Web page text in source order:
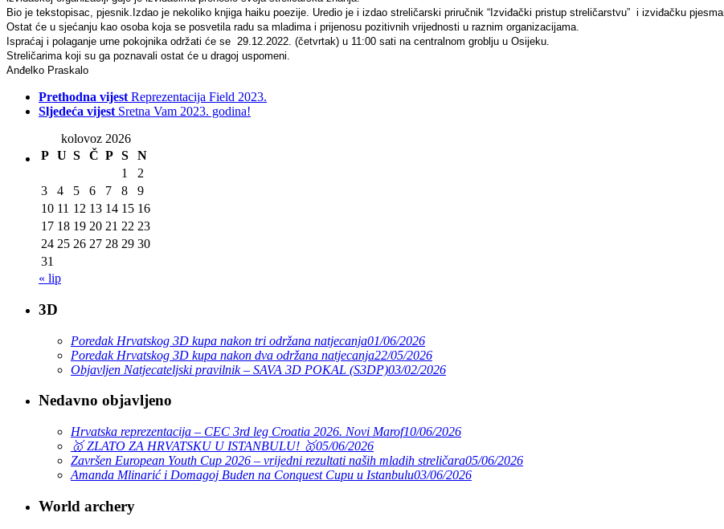
Bio je tekstopisac, pjesnik.Izdao je nekoliko knjiga haiku poezije. Uredio je i izdao streličarski priručnik “Izviđački pristup streličarstvu” i izviđačku
Ostat će u sjećanju kao osoba koja se posvetila radu sa mladima i prijenosu pozitivnih vrijednosti u raznim organizacijama.
Ispraćaj i polaganje urne pokojnika održati će se 29.12.2022. (četvrtak) u 11:00 sati na centralnom groblju u Osijeku.
Streličarima koji su ga poznavali ostat će u dragoj uspomeni.
Anđelko Praskalo
Prethodna vijest Reprezentacija Field 2023.
Sljedeća vijest Sretna Vam 2023. godina!
kolovoz 2026
P U S Č P S
N
1
2
3
4 5 6 7 8
9
10 11 12 13 14 15 16
17 18 19 20 21 22 23
24 25 26 27 28 29 30
31
« lip
3D
Poredak Hrvatskog 3D kupa nakon tri održana natjecanja01/06/2026
Poredak Hrvatskog 3D kupa nakon dva održana natjecanja22/05/2026
Objavljen Natjecateljski pravilnik – SAVA 3D POKAL (S3DP)03/02/2026
Nedavno objavljeno
Hrvatska reprezentacija – CEC 3rd leg Croatia 2026. Novi Marof10/06/2026
🥇 ZLATO ZA HRVATSKU U ISTANBULU! 🥇05/06/2026
Završen European Youth Cup 2026 – vrijedni rezultati naših mladih streličara05/06/2026
Amanda Mlinarić i Domagoj Buden na Conquest Cupu u Istanbulu03/06/2026
World archery